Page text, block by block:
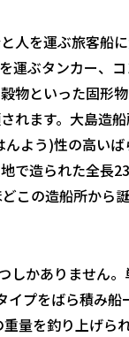
人を運ぶ旅客船
運ぶタンカー、
物といった固形
れます。大島造
よう)性の高い
で造られた全長
この造船所から
しかありません
プをばら積み船
量を釣り上げら